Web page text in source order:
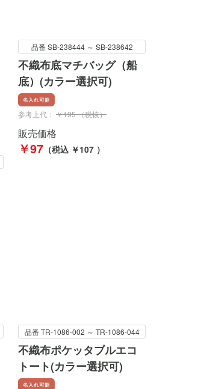
品番 SB-238444 ～ SB-238642
不織布底マチバッグ（船
底）(カラー選択可)
参考上代： ￥195 （税抜）
販売価格
￥97 （税込 ￥107 ）
品番 TR-1086-002 ～ TR-1086-044
不織布ポケッタブルエコ
トート(カラー選択可)